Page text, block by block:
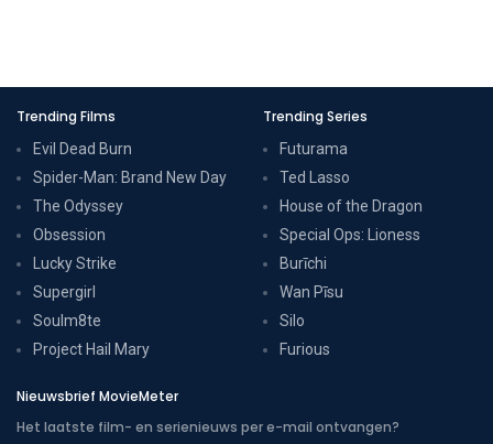
Trending Films
Evil Dead Burn
Spider-Man: Brand New Day
The Odyssey
Obsession
Lucky Strike
Supergirl
Soulm8te
Project Hail Mary
Trending Series
Futurama
Ted Lasso
House of the Dragon
Special Ops: Lioness
Burīchi
Wan Pīsu
Silo
Furious
Nieuwsbrief MovieMeter
Het laatste film- en serienieuws per e-mail ontvangen?